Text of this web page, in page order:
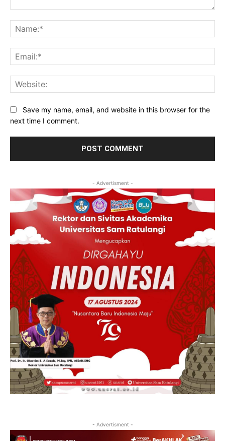
Save my name, email, and website in this browser for the
next time I comment.
- Advertisment -
- Advertisment -